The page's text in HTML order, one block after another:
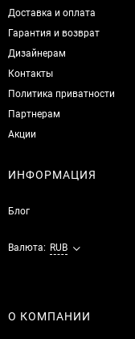
Доставка и оплата
Гарантия и возврат
Дизайнерам
Контакты
Политика приватности
Партнерам
Акции
ИНФОРМАЦИЯ
Блог
Валюта: RUB
О КОМПАНИИ